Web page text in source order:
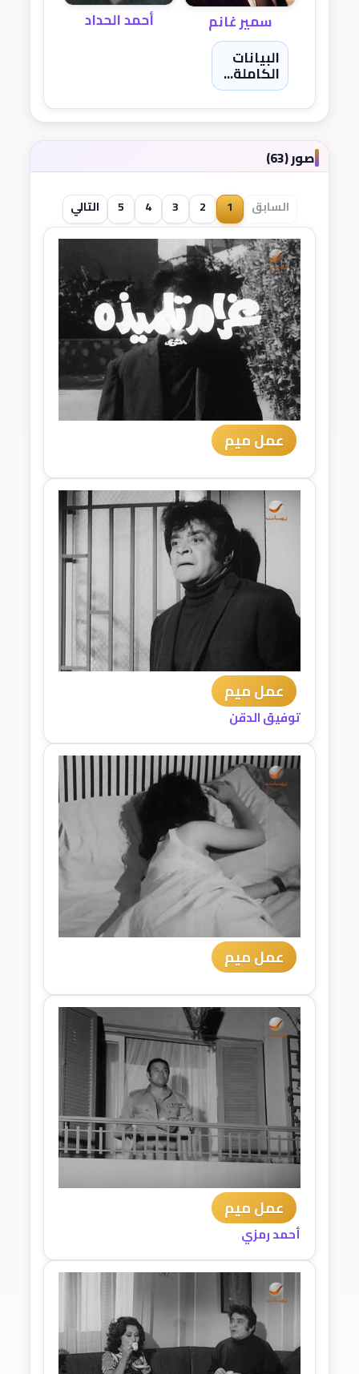
سمير غانم
أحمد الحداد
البيانات
الكاملة...
صور (63)
السابق 1
2
3
4
5 التالي
عمل ميم
عمل ميم
توفيق الدقن
عمل ميم
عمل ميم
أحمد رمزي